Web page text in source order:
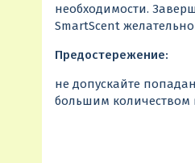
необходимости.
SmartScent
Предостережение:
не допускайте
большим количеством